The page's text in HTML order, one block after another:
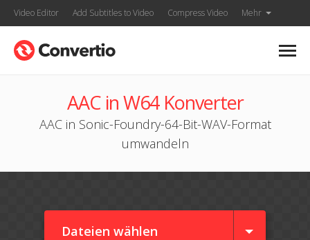
Video Editor Add Subtitles to Video Compress Video Mehr
AAC in W64 Konverter
AAC in Sonic-Foundry-64-Bit-WAV-Format
umwandeln
Dateien wählen